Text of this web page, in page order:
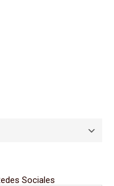
Sociales